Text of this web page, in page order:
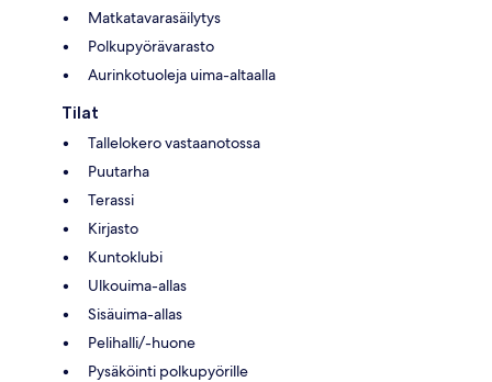
Matkatavarasäilytys
Polkupyörävarasto
Aurinkotuoleja uima-altaalla
Tilat
Tallelokero vastaanotossa
Puutarha
Terassi
Kirjasto
Kuntoklubi
Ulkouima-allas
Sisäuima-allas
Pelihalli/-huone
Pysäköinti polkupyörille